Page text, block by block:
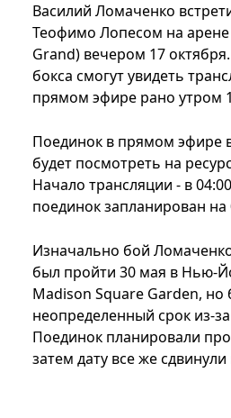
Василий Ломаченко
Теофимо Лопесом на арене
Grand) вечером 17
бокса смогут увидеть
прямом эфире рано утром
Поединок в прямом эфире
будет посмотреть на
Начало трансляции - в
поединок запланирован на
Изначально бой
был пройти 30 мая в Нью-
Madison Square Garden,
неопределенный срок из-
Поединок планировали
затем дату все же